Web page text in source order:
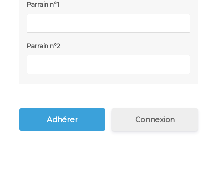
Parrain n°1
Parrain n°2
Connexion